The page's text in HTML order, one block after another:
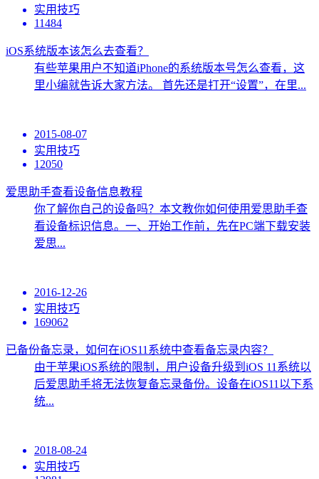
实用技巧
11484
iOS系统版本该怎么去查看？
有些苹果用户不知道iPhone的系统版本号怎么查看，这
里小编就告诉大家方法。 首先还是打开“设置”，在里...
2015-08-07
实用技巧
12050
爱思助手查看设备信息教程
你了解你自己的设备吗？本文教你如何使用爱思助手查
看设备标识信息。一、开始工作前，先在PC端下载安装
爱思...
2016-12-26
实用技巧
169062
已备份备忘录，如何在iOS11系统中查看备忘录内容？
由于苹果iOS系统的限制，用户设备升级到iOS 11系统以
后爱思助手将无法恢复备忘录备份。设备在iOS11以下系
统...
2018-08-24
实用技巧